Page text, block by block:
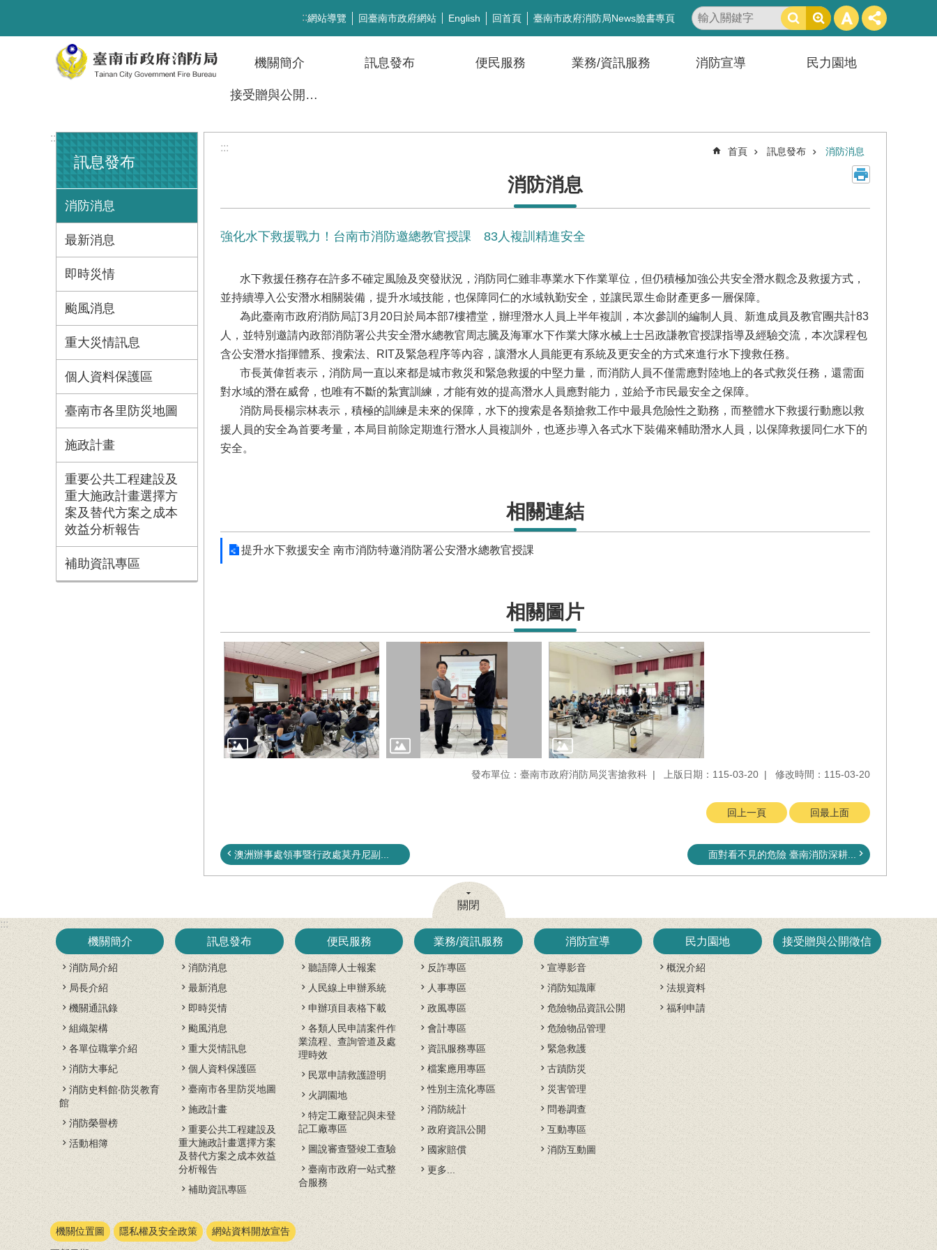
:::網站導覽 回臺南市政府網站 English 回首頁 臺南市政府消防局News臉書專頁
搜
尋
機關簡介 訊息發布 便民服務 業務/資訊服務 消防宣導 民力園地
接受贈與公開徵信
:::
訊息發布
消防消息
最新消息
即時災情
颱風消息
重大災情訊息
個人資料保護區
臺南市各里防災地圖
施政計畫
重要公共工程建設及
重大施政計畫選擇方
案及替代方案之成本
效益分析報告
補助資訊專區
::: 首頁 訊息發布 消防消息
消防消息
強化水下救援戰力！台南市消防邀總教官授課 83人複訓精進安全
水下救援任務存在許多不確定風險及突發狀況，消防同仁雖非專業水下作業單位，但仍積極加強公共安全潛水觀念及救援方式，
並持續導入公安潛水相關裝備，提升水域技能，也保障同仁的水域執勤安全，並讓民眾生命財產更多一層保障。
為此臺南市政府消防局訂3月20日於局本部7樓禮堂，辦理潛水人員上半年複訓，本次參訓的編制人員、新進成員及教官團共計83
人，並特別邀請內政部消防署公共安全潛水總教官周志騰及海軍水下作業大隊水械上士呂政謙教官授課指導及經驗交流，本次課程包
含公安潛水指揮體系、搜索法、RIT及緊急程序等內容，讓潛水人員能更有系統及更安全的方式來進行水下搜救任務。
市長黃偉哲表示，消防局一直以來都是城市救災和緊急救援的中堅力量，而消防人員不僅需應對陸地上的各式救災任務，還需面
對水域的潛在威脅，也唯有不斷的紮實訓練，才能有效的提高潛水人員應對能力，並給予市民最安全之保障。
消防局長楊宗林表示，積極的訓練是未來的保障，水下的搜索是各類搶救工作中最具危險性之勤務，而整體水下救援行動應以救
援人員的安全為首要考量，本局目前除定期進行潛水人員複訓外，也逐步導入各式水下裝備來輔助潛水人員，以保障救援同仁水下的
安全。
相關連結
提升水下救援安全 南市消防特邀消防署公安潛水總教官授課
相關圖片
發布單位：臺南市政府消防局災害搶救科 上版日期：115-03-20 修改時間：115-03-20
回上一頁 回最上面
澳洲辦事處領事暨行政處莫丹尼副... 面對看不見的危險 臺南消防深耕...
關閉
:::
機關簡介
消防局介紹
局長介紹
機關通訊錄
組織架構
各單位職掌介紹
消防大事紀
消防史料館‧防災教育
館
消防榮譽榜
活動相簿
訊息發布
消防消息
最新消息
即時災情
颱風消息
重大災情訊息
個人資料保護區
臺南市各里防災地圖
施政計畫
重要公共工程建設及
重大施政計畫選擇方案
及替代方案之成本效益
分析報告
補助資訊專區
便民服務
聽語障人士報案
人民線上申辦系統
申辦項目表格下載
各類人民申請案件作
業流程、查詢管道及處
理時效
民眾申請救護證明
火調園地
特定工廠登記與未登
記工廠專區
圖說審查暨竣工查驗
臺南市政府一站式整
合服務
業務/資訊服務
反詐專區
人事專區
政風專區
會計專區
資訊服務專區
檔案應用專區
性別主流化專區
消防統計
政府資訊公開
國家賠償
更多...
消防宣導
宣導影音
消防知識庫
危險物品資訊公開
危險物品管理
緊急救護
古蹟防災
災害管理
問卷調查
互動專區
消防互動圖
民力園地
概況介紹
法規資料
福利申請
接受贈與公開徵信
機關位置圖 隱私權及安全政策
網站資料開放宣告